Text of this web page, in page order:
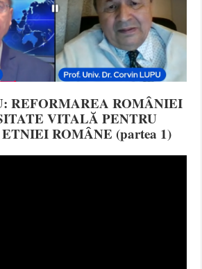
REFORMAREA ROMÂNIEI
VITALĂ PENTRU
ROMÂNE (partea 1)